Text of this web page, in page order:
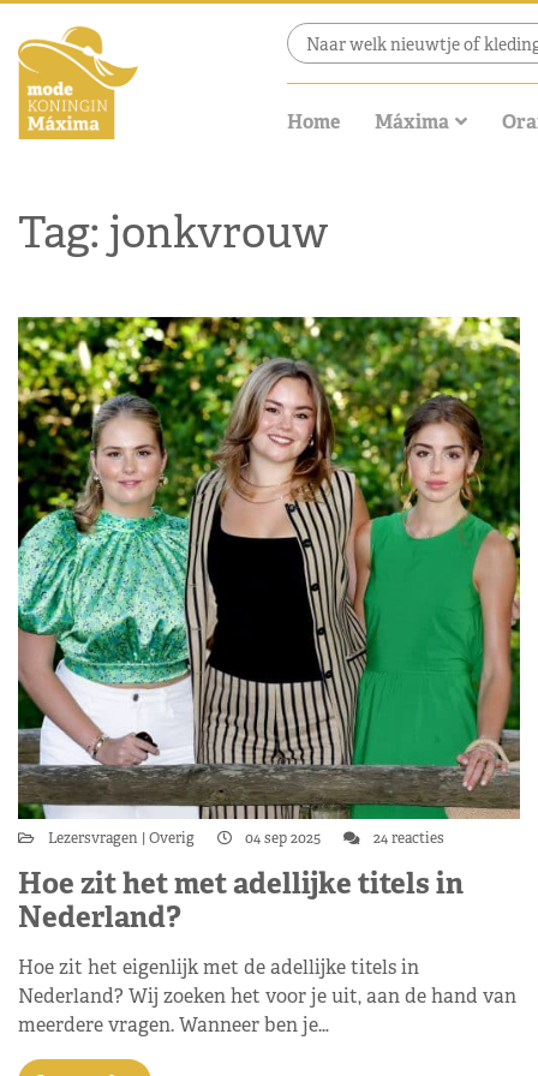
Home Máxima
Tag: jonkvrouw
Lezersvragen Overig 04 sep 2025 24 reacties
Hoe zit het met adellijke titels in
Nederland?
Hoe zit het eigenlijk met de adellijke titels in
Nederland? Wij zoeken het voor je uit, aan de hand van
meerdere vragen. Wanneer ben je…